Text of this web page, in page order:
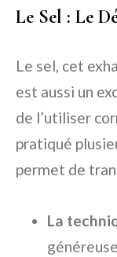
Le Sel : Le
Le sel, cet
est aussi un
de l’utiliser
pratiqué
permet de
La